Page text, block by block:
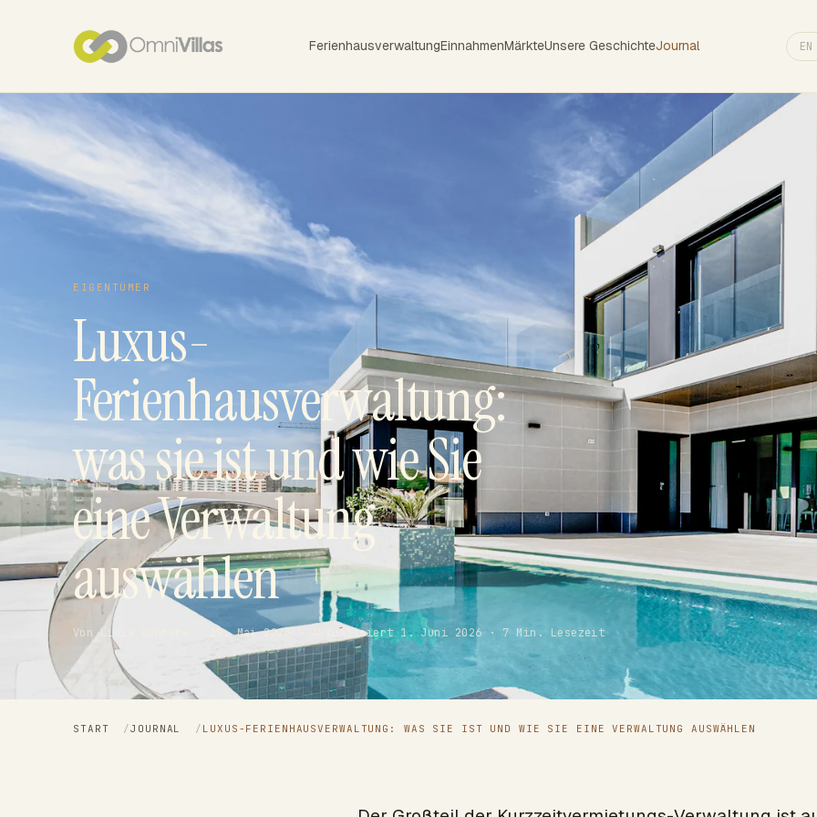
FerienhausverwaltungEinnahmenMärkteUnsere GeschichteJournal EN
EIGENTÜMER
Luxus-
Ferienhausverwaltung:
was sie ist und wie Sie
eine Verwaltung
auswählen
Von Lidia Cabrera · 19. Mai 2026 · Aktualisiert 1. Juni 2026 · 7 Min. Lesezeit
START /JOURNAL / LUXUS-FERIENHAUSVERWALTUNG: WAS SIE IST UND WIE SIE EINE VERWALTUNG AUSWÄHLEN